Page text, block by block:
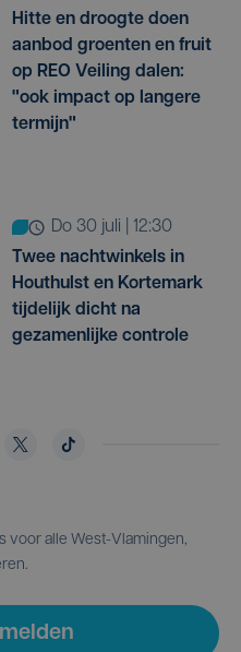
Hitte en droogte doen
aanbod groenten en fruit
op REO Veiling dalen:
"ook impact op langere
termijn"
do 30 juli | 12:30
Twee nachtwinkels in
Houthulst en Kortemark
tijdelijk dicht na
gezamenlijke controle
voor alle West-Vlamingen,